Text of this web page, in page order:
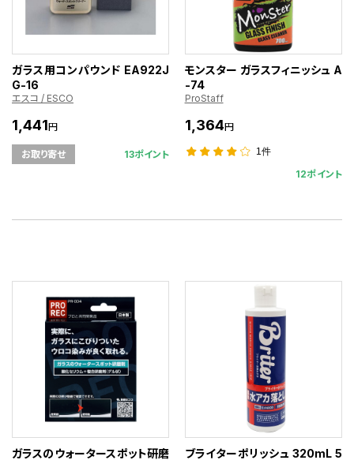
ガラス用コンパウンド EA922J
G-16
エスコ / ESCO
1,441円
お取り寄せ 13ポイント
モンスター ガラスフィニッシュ A
-74
ProStaff
1,364円
1件
12ポイント
ガラスのウォータースポット研磨
ブライターポリッシュ 320mL 5